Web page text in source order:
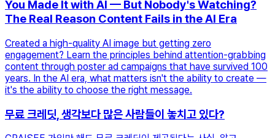
You Made It with AI — But Nobody's Watching?
The Real Reason Content Fails in the AI Era
Created a high-quality AI image but getting zero
engagement? Learn the principles behind attention-grabbing
content through poster ad campaigns that have survived 100
years. In the AI era, what matters isn't the ability to create —
it's the ability to choose the right message.
무료 크레딧, 생각보다 많은 사람들이 놓치고 있다?